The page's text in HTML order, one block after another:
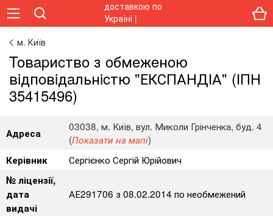
м. Київ
Toвapиcтвo з oбмeжeнoю
вiдпoвiдaльнicтю "ЕКСПАНДІА" (ІПН
35415496)
Адреса
03038, м. Київ, вул. Миколи Грінченка, буд. 4
(Показати на мапі)
Керівник
Сергієнко Сергій Юрійович
№ ліцензії,
дата
видачі
АЕ291706 з 08.02.2014 по необмежений